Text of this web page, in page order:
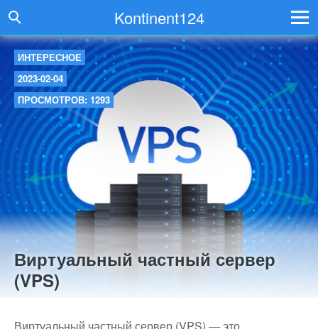
Kontinent124
ИНТЕРЕСНОЕ
2023-02-04
ПРОСМОТРОВ: 1293
Виртуальный частный сервер
(VPS)